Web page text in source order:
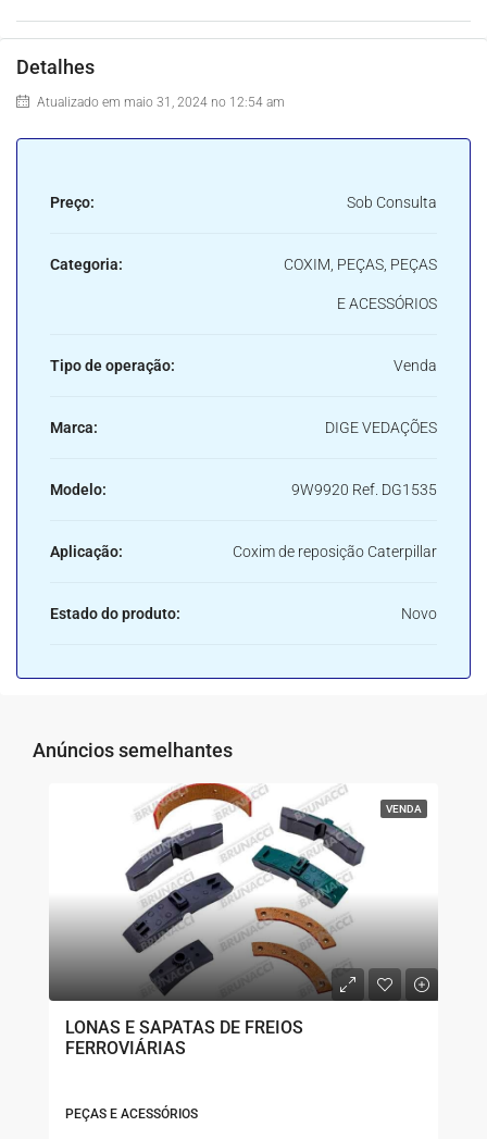
Detalhes
Atualizado em maio 31, 2024 no 12:54 am
Preço: Sob Consulta
Categoria: COXIM, PEÇAS, PEÇAS
E ACESSÓRIOS
Tipo de operação: Venda
Marca: DIGE VEDAÇÕES
Modelo: 9W9920 Ref. DG1535
Aplicação: Coxim de reposição Caterpillar
Estado do produto: Novo
Anúncios semelhantes
VENDA
LONAS E SAPATAS DE FREIOS
FERROVIÁRIAS
PEÇAS E ACESSÓRIOS